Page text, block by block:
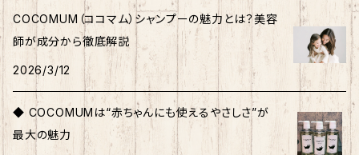
COCOMUM（ココマム）シャンプーの魅力とは？美容
師が成分から徹底解説
2026/3/12
◆ COCOMUMは“赤ちゃんにも使えるやさしさ”が
最大の魅力